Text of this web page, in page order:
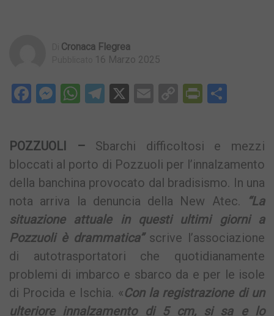
Cronaca Flegrea
16 Marzo 2025
Facebook
Messenger
WhatsApp
Telegram
X EmailCopy
POZZUOLI – Sbarchi difficoltosi e mezzi
bloccati al porto di Pozzuoli per l’innalzamento
della banchina provocato dal bradisismo. In una
nota arriva la denuncia della New Atec.
“La
situazione attuale in questi ultimi giorni a
Pozzuoli è drammatica”scrive l’associazione
di autotrasportatori che quotidianamente
problemi di imbarco e sbarco da e per le isole
di Procida e Ischia. «Con la registrazione di un
ulteriore innalzamento di 5 cm, si sa e lo